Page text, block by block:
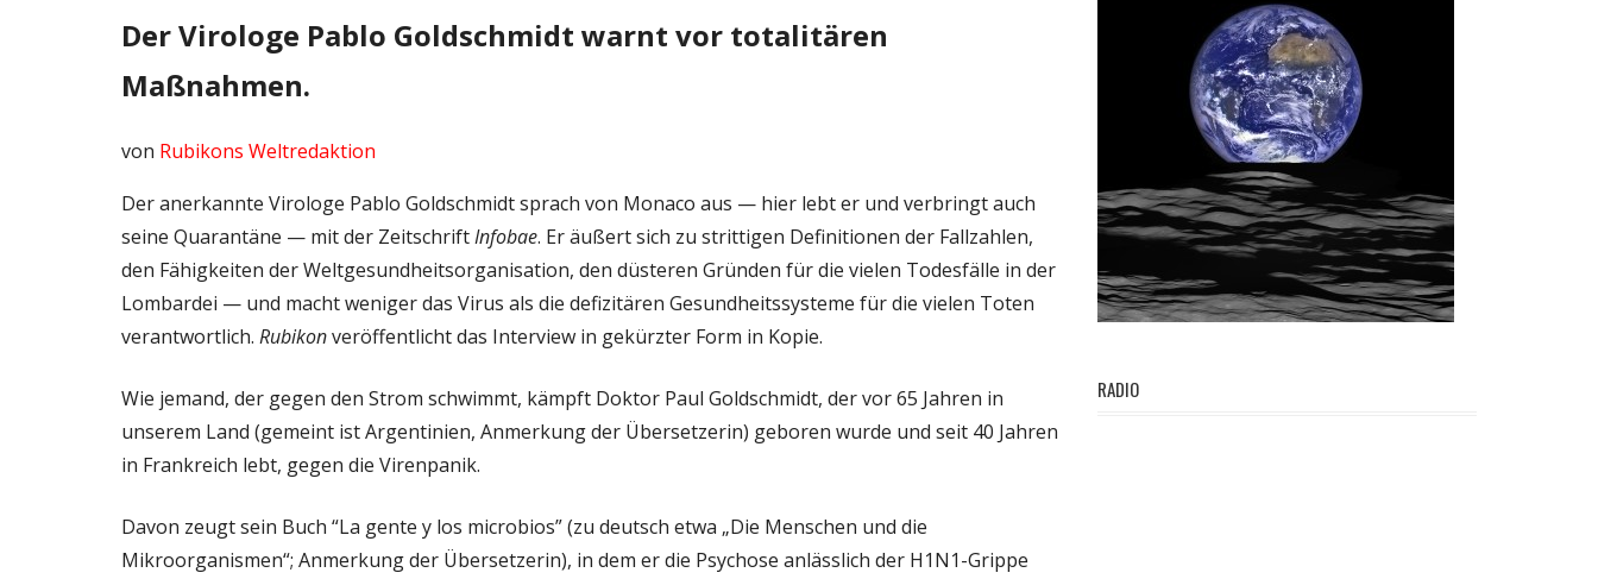
Der Virologe Pablo Goldschmidt warnt vor totalitären
Maßnahmen.
von Rubikons Weltredaktion
Der anerkannte Virologe Pablo Goldschmidt sprach von Monaco aus — hier lebt er und verbringt auch
seine Quarantäne — mit der ZeitschriftInfobae. Er äußert sich zu strittigen Definitionen der Fallzahlen,
den Fähigkeiten der Weltgesundheitsorganisation, den düsteren Gründen für die vielen Todesfälle in der
Lombardei — und macht weniger das Virus als die defizitären Gesundheitssysteme für die vielen Toten
verantwortlich. Rubikonveröffentlicht das Interview in gekürzter Form in Kopie.
Wie jemand, der gegen den Strom schwimmt, kämpft Doktor Paul Goldschmidt, der vor 65 Jahren in
unserem Land (gemeint ist Argentinien, Anmerkung der Übersetzerin) geboren wurde und seit 40 Jahren
in Frankreich lebt, gegen die Virenpanik.
Davon zeugt sein Buch “La gente y los microbios” (zu deutsch etwa „Die Menschen und die
Mikroorganismen“; Anmerkung der Übersetzerin), in dem er die Psychose anlässlich der H1N1-Grippe
RADIO